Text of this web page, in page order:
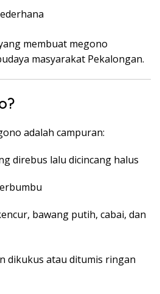
membuat megono
masyarakat Pekalongan.
adalah campuran:
direbus lalu dicincang halus
bawang putih, cabai, dan
dikukus atau ditumis ringan